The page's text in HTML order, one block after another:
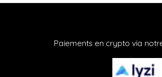
Paiements en crypto via